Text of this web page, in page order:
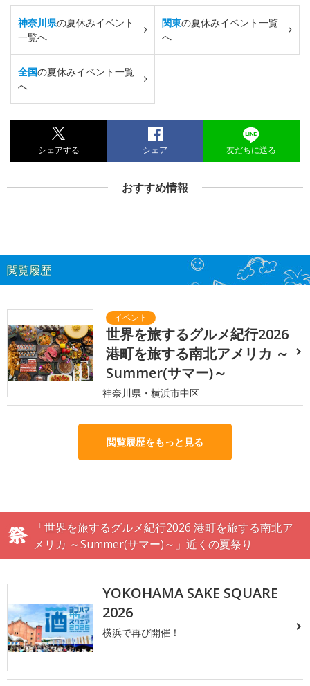
神奈川県の夏休みイベント
一覧へ
関東の夏休みイベント一覧
へ
全国の夏休みイベント一覧
へ
シェアする シェア 友だちに送る
おすすめ情報
閲覧履歴
世界を旅するグルメ紀行2026
港町を旅する南北アメリカ ～
Summer(サマー)～
神奈川県・横浜市中区
閲覧履歴をもっと見る
「世界を旅するグルメ紀行2026 港町を旅する南北ア
メリカ ～Summer(サマー)～」近くの夏祭り
YOKOHAMA SAKE SQUARE
2026
横浜で再び開催！